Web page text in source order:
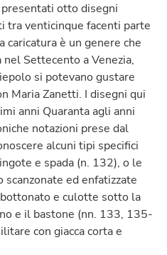
otto disegni
tra venticinque facenti parte
è un genere che
Settecento a Venezia,
si potevano gustare
Maria Zanetti. I disegni qui
anni Quaranta agli anni
notazioni prese dal
alcuni tipi specifici
e spada (n. 132), o le
ed enfatizzate
e culotte sotto la
e il bastone (nn. 133, 135-
con giacca corta e